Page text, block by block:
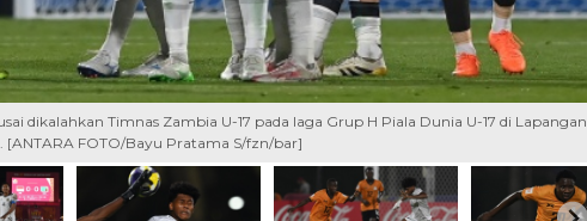
dikalahkan Timnas Zambia U-17 pada laga Grup H Piala Dunia U-17 di Lapangan
[ANTARA FOTO/Bayu Pratama S/fzn/bar]